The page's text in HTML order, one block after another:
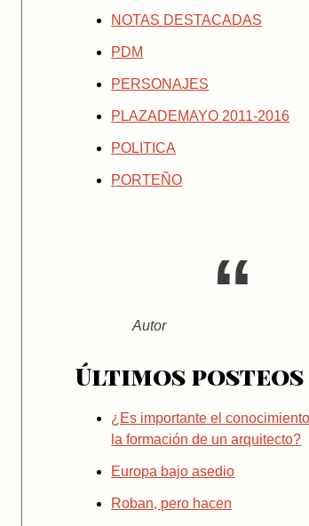
NOTAS DESTACADAS
PDM
PERSONAJES
PLAZADEMAYO 2011-2016
POLITICA
PORTEÑO
Autor
Últimos posteos
¿Es importante el
la formación de un arquitecto?
Europa bajo asedio
Roban, pero hacen